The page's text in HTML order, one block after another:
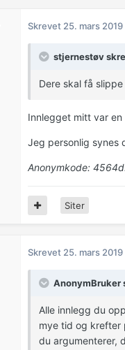
Skrevet 25. mars 2019
stjernestøv
Dere skal få
Innlegget mitt var
Jeg personlig synes
Anonymkode:
Siter
Skrevet 25. mars 2019
AnonymBruker
Alle innlegg du
mye tid og krefter
du argumenterer,